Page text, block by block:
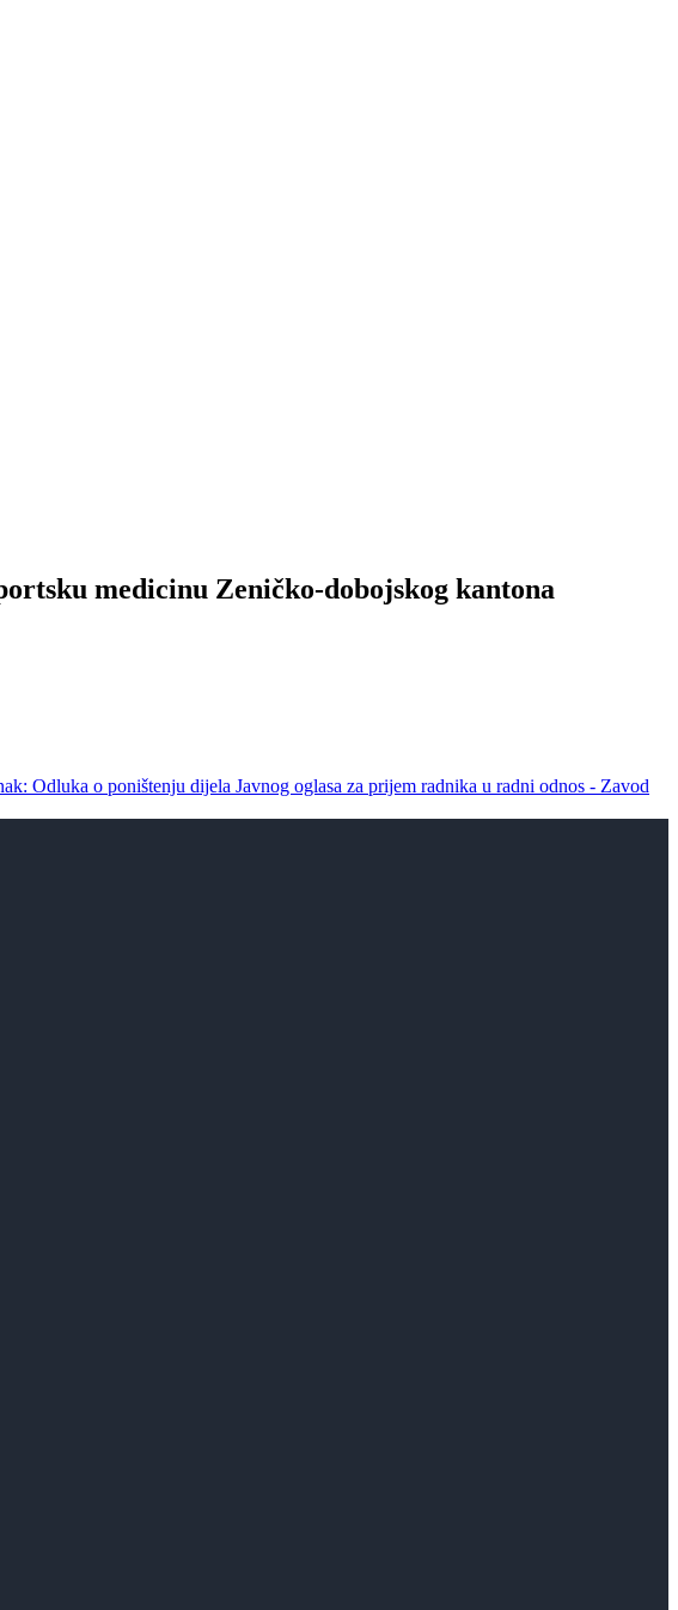
medicinu Zeničko-dobojskog kantona
Odluka o poništenju dijela Javnog oglasa za prijem radnika u radni odnos - Zavod